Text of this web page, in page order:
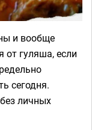
и вообще
от гуляша, если
сегодня.
личных